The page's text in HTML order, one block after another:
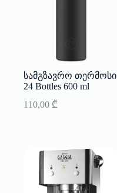
სამგზავრო თერმოსი
24 Bottles 600 ml
110,00 ₾